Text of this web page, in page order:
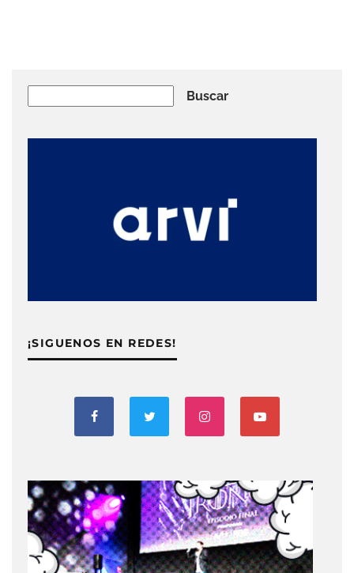
Buscar
¡SIGUENOS EN REDES!